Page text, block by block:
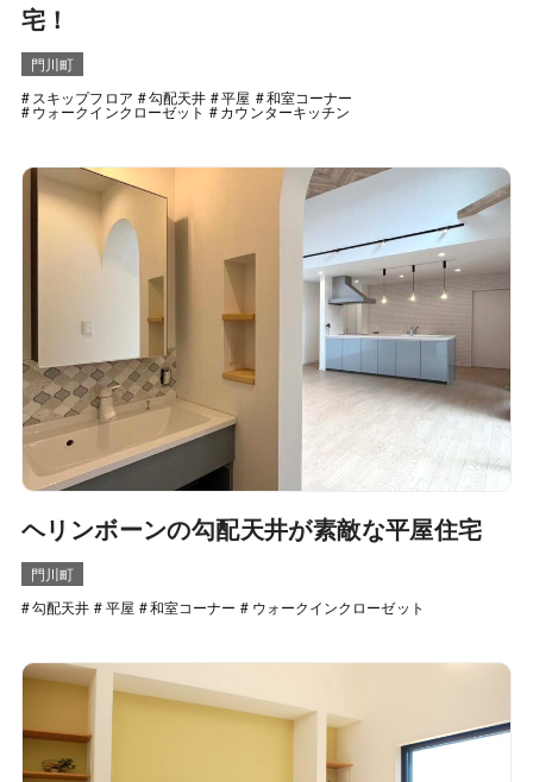
宅！
門川町
スキップフロア
勾配天井 平屋 和室コーナー
ウォークインクローゼット カウンターキッチン
ヘリンボーンの勾配天井が素敵な平屋住宅
門川町
勾配天井
平屋 和室コーナー ウォークインクローゼット